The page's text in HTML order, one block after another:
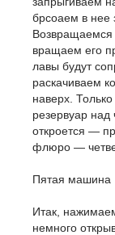
брсоаем в нее
Возвращаемся
вращаем его
лавы будут
раскачиваем
наверх.
резервуар над
откроется —
флюро —
Пятая машина
Итак,
немного